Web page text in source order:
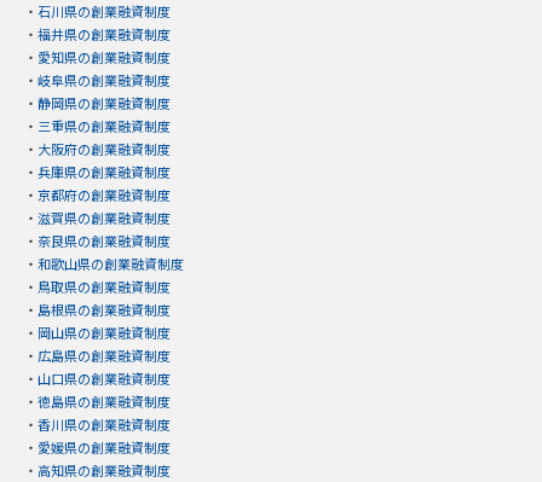
・ 石川県の創業融資制度
・ 福井県の創業融資制度
・ 愛知県の創業融資制度
・ 岐阜県の創業融資制度
・ 静岡県の創業融資制度
・ 三重県の創業融資制度
・ 大阪府の創業融資制度
・ 兵庫県の創業融資制度
・ 京都府の創業融資制度
・ 滋賀県の創業融資制度
・ 奈良県の創業融資制度
・ 和歌山県の創業融資制度
・ 鳥取県の創業融資制度
・ 島根県の創業融資制度
・ 岡山県の創業融資制度
・ 広島県の創業融資制度
・ 山口県の創業融資制度
・ 徳島県の創業融資制度
・ 香川県の創業融資制度
・ 愛媛県の創業融資制度
・ 高知県の創業融資制度